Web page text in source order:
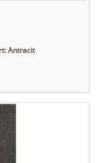
Antracit